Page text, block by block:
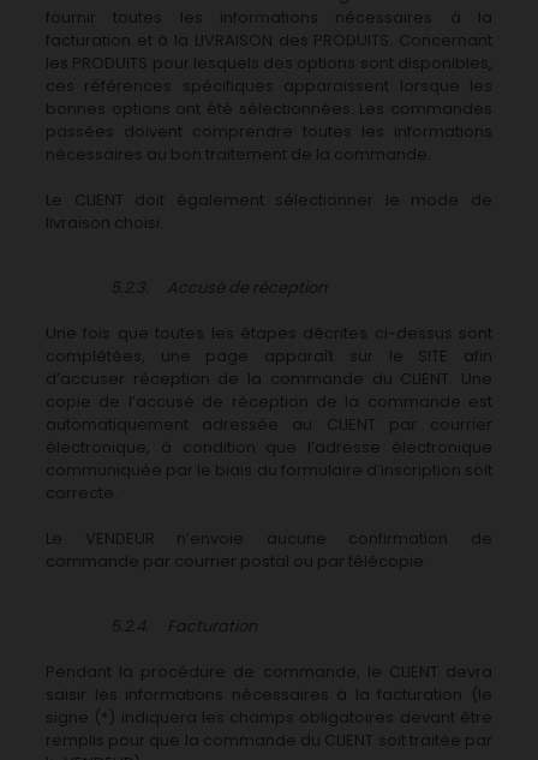
fournir toutes les informations nécessaires à la
facturation et à la LIVRAISON des PRODUITS. Concernant
les PRODUITS pour lesquels des options sont disponibles,
ces références spécifiques apparaissent lorsque les
bonnes options ont été sélectionnées. Les commandes
passées doivent comprendre toutes les informations
nécessaires au bon traitement de la commande.
Le CLIENT doit également sélectionner le mode de
livraison choisi.
5.2.3. Accusé de réception
Une fois que toutes les étapes décrites ci-dessus sont
complétées, une page apparaît sur le SITE afin
d’accuser réception de la commande du CLIENT. Une
copie de l’accusé de réception de la commande est
automatiquement adressée au CLIENT par courrier
électronique, à condition que l’adresse électronique
communiquée par le biais du formulaire d’inscription soit
correcte.
Le VENDEUR n’envoie aucune confirmation de
commande par courrier postal ou par télécopie.
5.2.4. Facturation
Pendant la procédure de commande, le CLIENT devra
saisir les informations nécessaires à la facturation (le
signe (*) indiquera les champs obligatoires devant être
remplis pour que la commande du CLIENT soit traitée par